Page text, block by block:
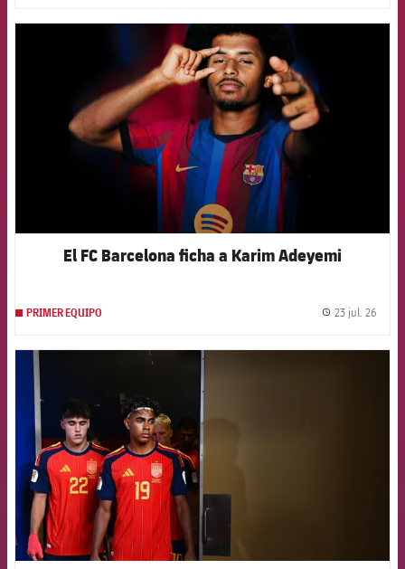
FCB Barcelona badge
El FC Barcelona ficha a Karim Adeyemi
PRIMER EQUIPO 23 jul. 26
FCB Barcelona badge